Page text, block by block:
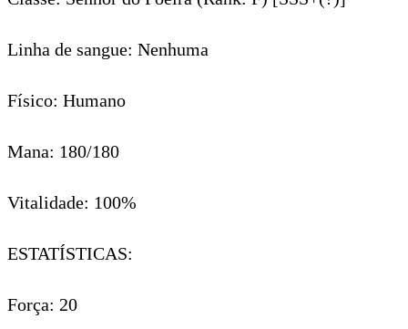
Linha de sangue: Nenhuma
Físico: Humano
Mana: 180/180
Vitalidade: 100%
ESTATÍSTICAS:
Força: 20